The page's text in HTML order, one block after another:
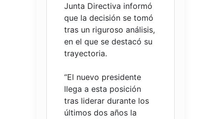
Junta Directiva informó
que la decisión se tomó
tras un riguroso análisis,
en el que se destacó su
trayectoria.
“El nuevo presidente
llega a esta posición
tras liderar durante los
últimos dos años la